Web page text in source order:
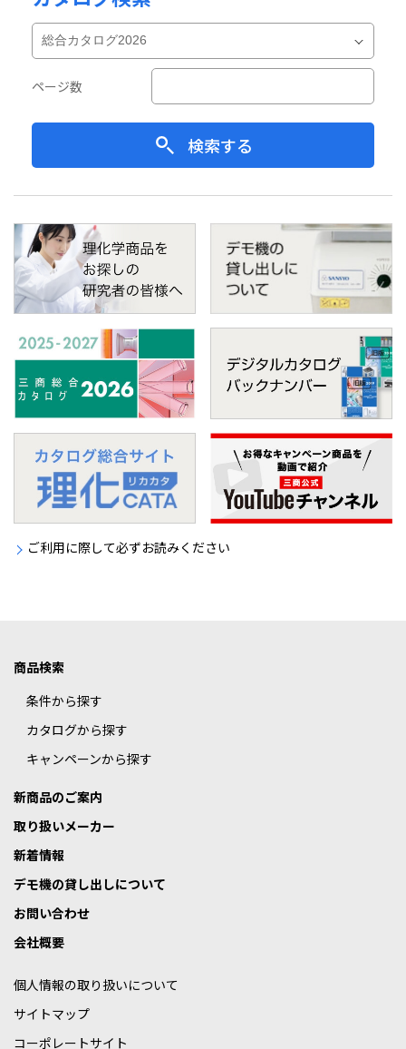
ページ数
検索する
ご利用に際して必ずお読みください
商品検索
条件から探す
カタログから探す
キャンペーンから探す
新商品のご案内
取り扱いメーカー
新着情報
デモ機の貸し出しについて
お問い合わせ
会社概要
個人情報の取り扱いについて
サイトマップ
コーポレートサイト